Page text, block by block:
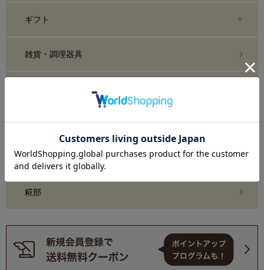
ギフト
雑貨・調理器具
おまとめ買い・定期購入
業務用
糀部